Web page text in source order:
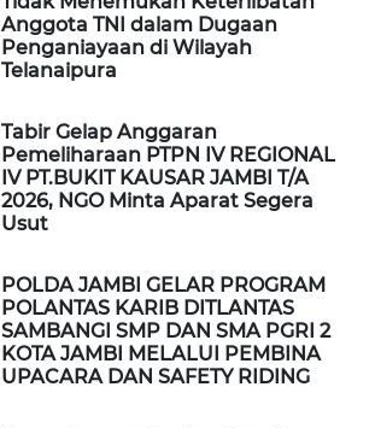
Anggota TNI dalam Dugaan
Penganiayaan di Wilayah
Telanaipura
Tabir Gelap Anggaran
Pemeliharaan PTPN IV REGIONAL
IV PT.BUKIT KAUSAR JAMBI T/A
2026, NGO Minta Aparat Segera
Usut
POLDA JAMBI GELAR PROGRAM
POLANTAS KARIB DITLANTAS
SAMBANGI SMP DAN SMA PGRI 2
KOTA JAMBI MELALUI PEMBINA
UPACARA DAN SAFETY RIDING